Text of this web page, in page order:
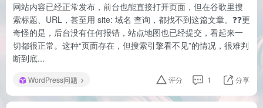
网站内容已经正常发布，前台也能直接打开页面，但在谷歌里搜
索标题、URL，甚至用 site: 域名 查询，都找不到这篇文章。❓❓更
奇怪的是，后台没有任何报错，站点地图也已经提交，看起来一
切都很正常。这种“页面存在，但搜索引擎看不见”的情况，很难判
断到底...
WordPress问题 评分 1 分享